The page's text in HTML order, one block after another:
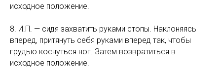
исходное положение.
8. И.П. — сидя захватить руками стопы. Наклоняясь
вперед, притянуть себя руками вперед так, чтобы
грудью коснуться ног. Затем возвратиться в
исходное положение.